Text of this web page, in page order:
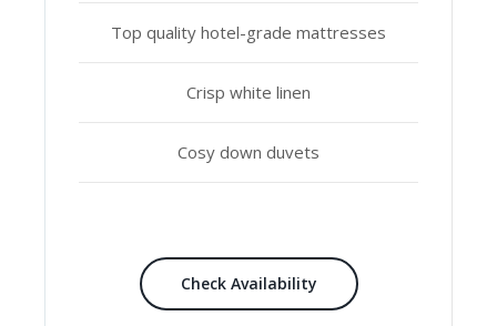
Top quality hotel-grade mattresses
Crisp white linen
Cosy down duvets
Check Availability